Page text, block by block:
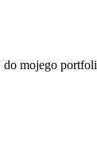
mojego